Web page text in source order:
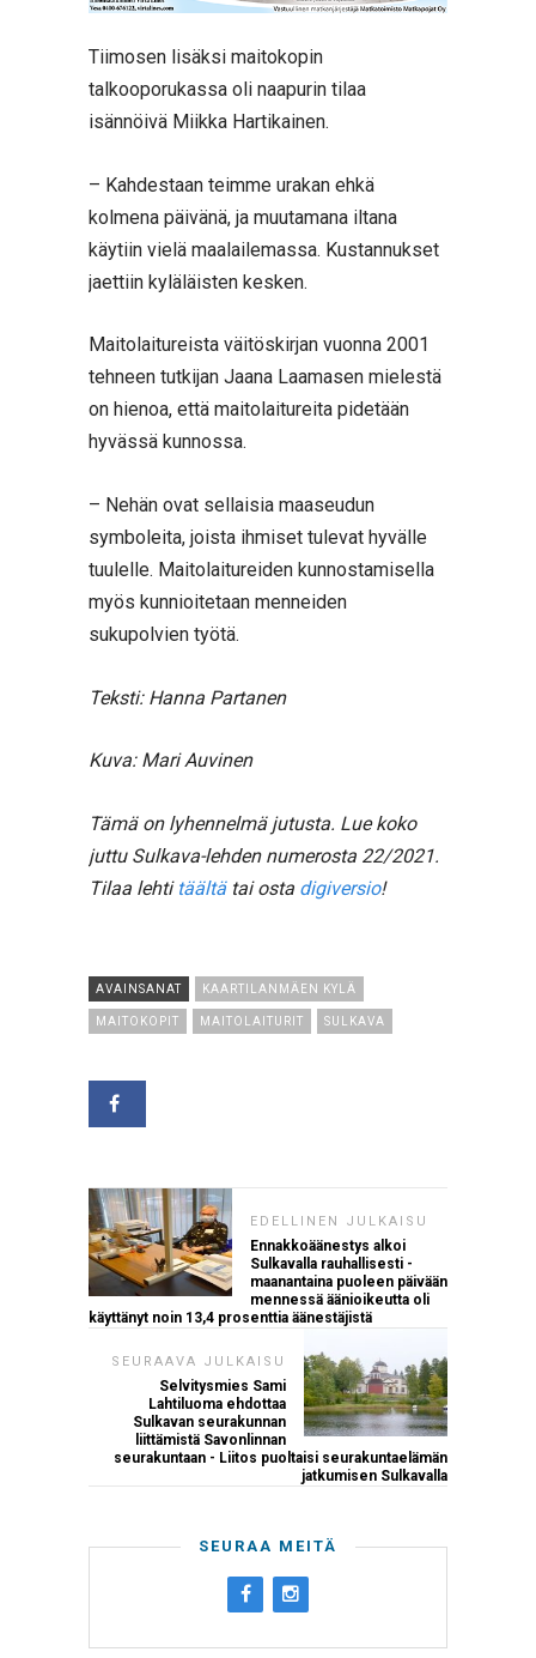
Tiimosen lisäksi maitokopin
talkooporukassa oli naapurin tilaa
isännöivä Miikka Hartikainen.
– Kahdestaan teimme urakan ehkä
kolmena päivänä, ja muutamana iltana
käytiin vielä maalailemassa. Kustannukset
jaettiin kyläläisten kesken.
Maitolaitureista väitöskirjan vuonna 2001
tehneen tutkijan Jaana Laamasen mielestä
on hienoa, että maitolaitureita pidetään
hyvässä kunnossa.
– Nehän ovat sellaisia maaseudun
symboleita, joista ihmiset tulevat hyvälle
tuulelle. Maitolaitureiden kunnostamisella
myös kunnioitetaan menneiden
sukupolvien työtä.
Teksti: Hanna Partanen
Kuva: Mari Auvinen
Tämä on lyhennelmä jutusta. Lue koko
juttu Sulkava-lehden numerosta 22/2021.
Tilaa lehti täältätai osta digiversio!
AVAINSANAT KAARTILANMÄEN KYLÄ
MAITOKOPIT MAITOLAITURIT SULKAVA
EDELLINEN JULKAISU
Ennakkoäänestys alkoi
Sulkavalla rauhallisesti -
maanantaina puoleen päivään
mennessä äänioikeutta oli
käyttänyt noin 13,4 prosenttia äänestäjistä
SEURAAVA JULKAISU
Selvitysmies Sami
Lahtiluoma ehdottaa
Sulkavan seurakunnan
liittämistä Savonlinnan
seurakuntaan - Liitos puoltaisi seurakuntaelämän
jatkumisen Sulkavalla
SEURAA MEITÄ